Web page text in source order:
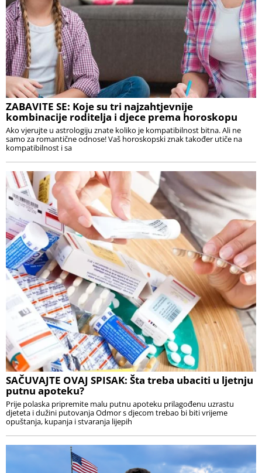
ZABAVITE SE: Koje su tri najzahtjevnije
kombinacije roditelja i djece prema horoskopu
Ako vjerujte u astrologiju znate koliko je kompatibilnost bitna. Ali ne
samo za romantične odnose! Vaš horoskopski znak također utiče na
kompatibilnost i sa
SAČUVAJTE OVAJ SPISAK: Šta treba ubaciti u ljetnju
putnu apoteku?
Prije polaska pripremite malu putnu apoteku prilagođenu uzrastu
djeteta i dužini putovanja Odmor s djecom trebao bi biti vrijeme
opuštanja, kupanja i stvaranja lijepih